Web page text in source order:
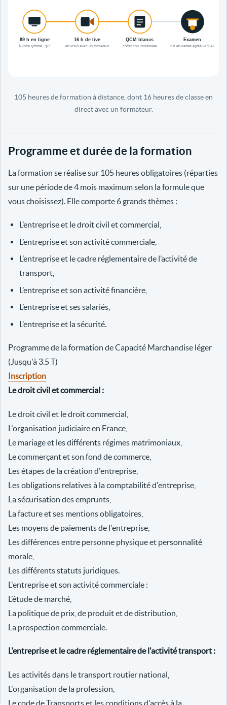
105 heures de formation à distance, dont 16 heures de classe en
direct avec un formateur.
Programme et durée de la formation
La formation se réalise sur 105 heures obligatoires (réparties
sur une période de 4 mois maximum selon la formule que
vous choisissez). Elle comporte 6 grands thèmes :
L’entreprise et le droit civil et commercial,
L’entreprise et son activité commerciale,
L’entreprise et le cadre réglementaire de l’activité de
transport,
L’entreprise et son activité financière,
L’entreprise et ses salariés,
L’entreprise et la sécurité.
Programme de la formation de Capacité Marchandise léger
(Jusqu'à 3.5 T)
Inscription
Le droit civil et commercial :
Le droit civil et le droit commercial,
L'organisation judiciaire en France,
Le mariage et les différents régimes matrimoniaux,
Le commerçant et son fond de commerce,
Les étapes de la création d'entreprise,
Les obligations relatives à la comptabilité d'entreprise,
La sécurisation des emprunts,
La facture et ses mentions obligatoires,
Les moyens de paiements de l'entreprise,
Les différences entre personne physique et personnalité
morale,
Les différents statuts juridiques.
L'entreprise et son activité commerciale :
L’étude de marché,
La politique de prix, de produit et de distribution,
La prospection commerciale.
L'entreprise et le cadre réglementaire de l'activité transport :
Les activités dans le transport routier national,
L'organisation de la profession,
Le code de Transports et les conditions d'accès à la